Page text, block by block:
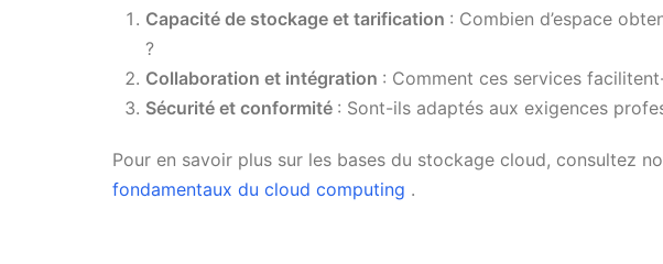
Capacité de stockage et tarification : Combien d’espace
?
Collaboration et intégration : Comment ces services
Sécurité et conformité : Sont-ils adaptés aux exigences
Pour en savoir plus sur les bases du stockage cloud, consultez
fondamentaux du cloud computing .